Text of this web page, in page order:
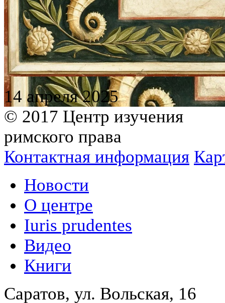
14 апреля 2025
© 2017 Центр изучения
римского права
Контактная информация
Новости
О центре
Iuris prudentes
Видео
Книги
Саратов, ул. Вольская, 16